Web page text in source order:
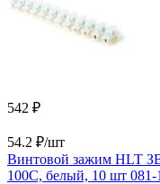
542 ₽
54.2 ₽/шт
Винтовой зажим HLT
100С, белый, 10 шт 081-